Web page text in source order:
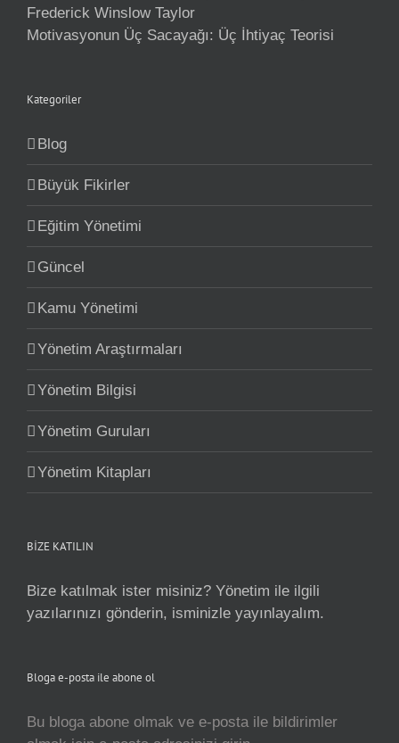
Frederick Winslow Taylor
Motivasyonun Üç Sacayağı: Üç İhtiyaç Teorisi
Kategoriler
Blog
Büyük Fikirler
Eğitim Yönetimi
Güncel
Kamu Yönetimi
Yönetim Araştırmaları
Yönetim Bilgisi
Yönetim Guruları
Yönetim Kitapları
BİZE KATILIN
Bize katılmak ister misiniz? Yönetim ile ilgili
yazılarınızı gönderin, isminizle yayınlayalım.
Bloga e-posta ile abone ol
Bu bloga abone olmak ve e-posta ile bildirimler